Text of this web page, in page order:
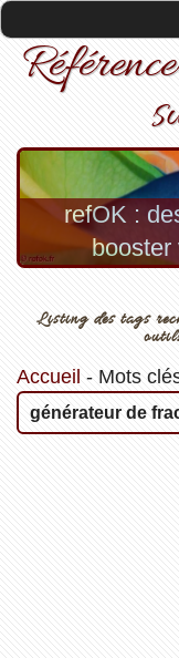
refOK :
booster
Listing des tags
Accueil - Mots
générateur de